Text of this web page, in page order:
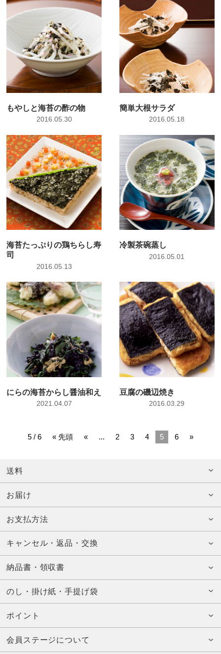
もやしと海苔の酢の物
2016.05.30
簡単大根サラダ
2016.05.18
海苔たっぷりの鶏ちらし寿
司
2016.05.13
冷製茶碗蒸し
2016.05.01
にらの海苔からし醤油和え
2021.04.07
豆腐の磯辺焼き
2016.03.29
5 / 6 « 先頭 « ... 2 3 4 5 6 »
送料
お届け
お支払方法
キャンセル・返品・交換
納品書・領収書
のし・掛け紙・手提げ袋
ポイント
会員ステージについて